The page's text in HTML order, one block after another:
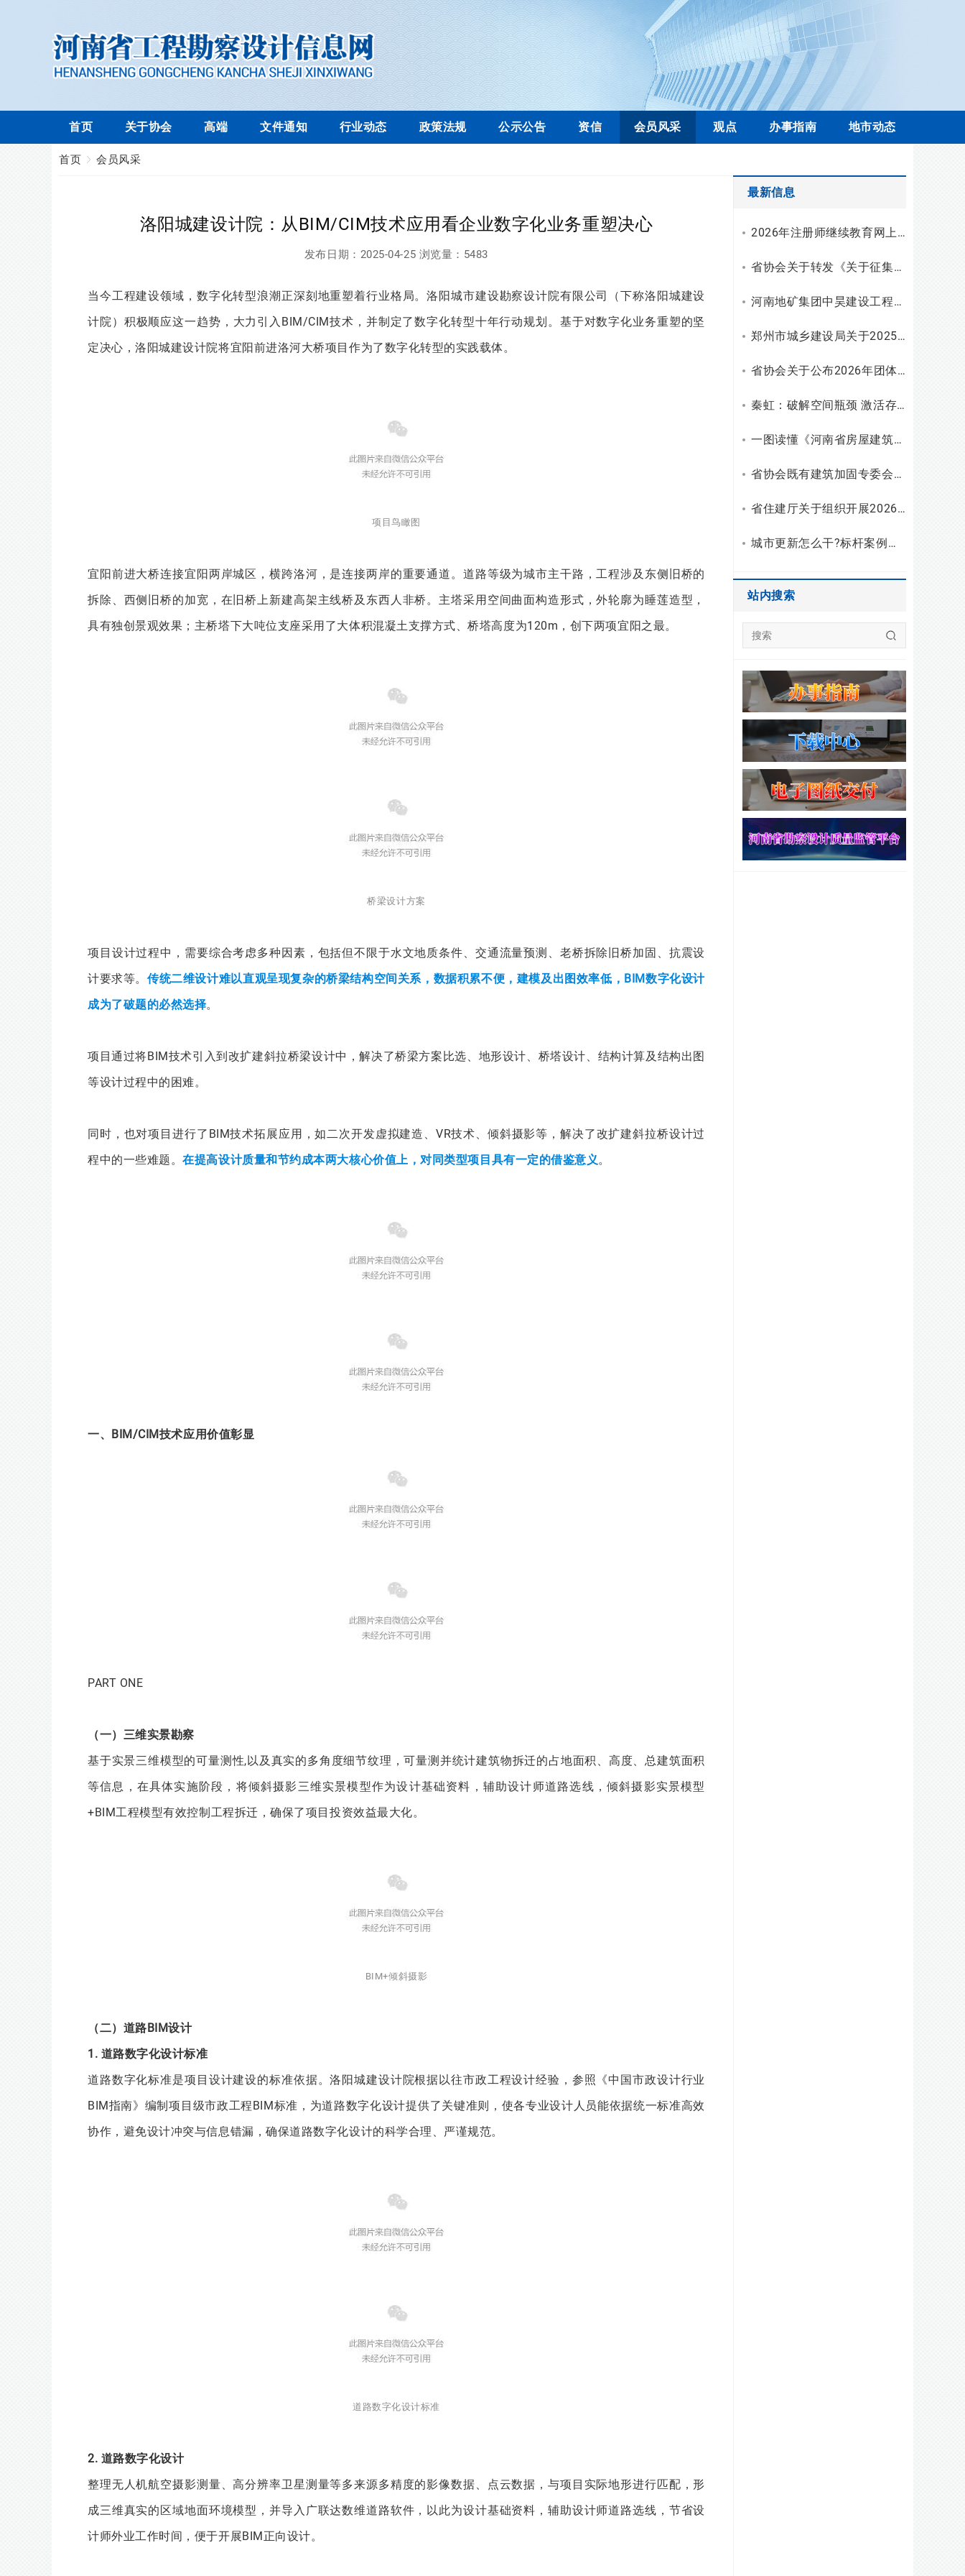
首页 关于协会 高端 文件通知 行业动态 政策法规 公示公告 资信 会员风采 观点 办事指南 地市动态
首页 会员风采
洛阳城建设计院：从BIM/CIM技术应用看企业数字化业务重塑决心
发布日期： 2025-04-25 浏览量： 5483
当今工程建设领域，数字化转型浪潮正深刻地重塑着行业格局。洛阳城市建设勘察设计院有限公司（下称洛阳城建设
计院）积极顺应这一趋势，大力引入BIM/CIM技术，并制定了数字化转型十年行动规划。基于对数字化业务重塑的坚
定决心，洛阳城建设计院将宜阳前进洛河大桥项目作为了数字化转型的实践载体。
项目鸟瞰图
宜阳前进大桥连接宜阳两岸城区，横跨洛河，是连接两岸的重要通道。道路等级为城市主干路，工程涉及东侧旧桥的
拆除、西侧旧桥的加宽，在旧桥上新建高架主线桥及东西人非桥。主塔采用空间曲面构造形式，外轮廓为睡莲造型，
具有独创景观效果；主桥塔下大吨位支座采用了大体积混凝土支撑方式、桥塔高度为120m，创下两项宜阳之最。
桥梁设计方案
项目设计过程中，需要综合考虑多种因素，包括但不限于水文地质条件、交通流量预测、老桥拆除旧桥加固、抗震设
计要求等。传统二维设计难以直观呈现复杂的桥梁结构空间关系，数据积累不便，建模及出图效率低，BIM数字化设计
成为了破题的必然选择。
项目通过将BIM技术引入到改扩建斜拉桥梁设计中，解决了桥梁方案比选、地形设计、桥塔设计、结构计算及结构出图
等设计过程中的困难。
同时，也对项目进行了BIM技术拓展应用，如二次开发虚拟建造、VR技术、倾斜摄影等，解决了改扩建斜拉桥设计过
程中的一些难题。在提高设计质量和节约成本两大核心价值上，对同类型项目具有一定的借鉴意义。
一、BIM/CIM技术应用价值彰显
PART ONE
（一）三维实景勘察
基于实景三维模型的可量测性,以及真实的多角度细节纹理，可量测并统计建筑物拆迁的占地面积、高度、总建筑面积
等信息，在具体实施阶段，将倾斜摄影三维实景模型作为设计基础资料，辅助设计师道路选线，倾斜摄影实景模型
+BIM工程模型有效控制工程拆迁，确保了项目投资效益最大化。
BIM+倾斜摄影
（二）道路BIM设计
1. 道路数字化设计标准
道路数字化标准是项目设计建设的标准依据。洛阳城建设计院根据以往市政工程设计经验，参照《中国市政设计行业
BIM指南》编制项目级市政工程BIM标准，为道路数字化设计提供了关键准则，使各专业设计人员能依据统一标准高效
协作，避免设计冲突与信息错漏，确保道路数字化设计的科学合理、严谨规范。
道路数字化设计标准
2. 道路数字化设计
整理无人机航空摄影测量、高分辨率卫星测量等多来源多精度的影像数据、点云数据，与项目实际地形进行匹配，形
成三维真实的区域地面环境模型，并导入广联达数维道路软件，以此为设计基础资料，辅助设计师道路选线，节省设
计师外业工作时间，便于开展BIM正向设计。
最新信息
2026年注册师继续教育网上学习操作流程
省协会关于转发《关于征集工程勘察设计行业科技创新案例的通知》的通知
河南地矿集团中昊建设工程有限公司资质升级，综合技术服务实力再上新台阶
郑州市城乡建设局关于2025年工程勘察设计统计调查有关情况的通报
省协会关于公布2026年团体标准（设计）立项和复审结果的通知
秦虹：破解空间瓶颈 激活存量潜能
一图读懂《河南省房屋建筑安全使用指南（试行）》
省协会既有建筑加固专委会召开2026年二季度主任会议
省住建厅关于组织开展2026年度勘察设计行业“双随机、一公开”检查的通知
城市更新怎么干?标杆案例拆解与建筑企业破局之路
站内搜索